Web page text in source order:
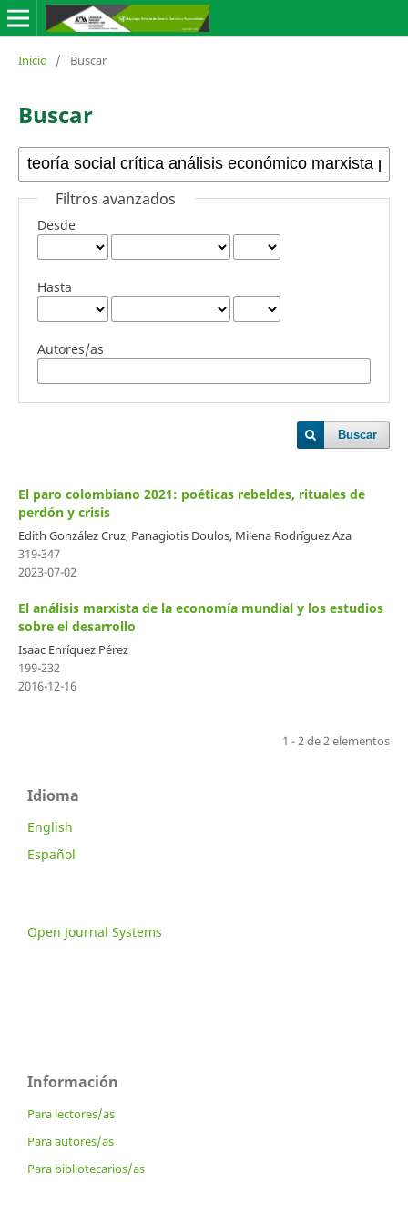
Inicio / Buscar
Buscar
Filtros avanzados
Desde
Hasta
Autores/as
Buscar
El paro colombiano 2021: poéticas rebeldes, rituales de
perdón y crisis
Edith González Cruz, Panagiotis Doulos, Milena Rodríguez Aza
319-347
2023-07-02
El análisis marxista de la economía mundial y los estudios
sobre el desarrollo
Isaac Enríquez Pérez
199-232
2016-12-16
1 - 2 de 2 elementos
Idioma
English
Español
Open Journal Systems
Información
Para lectores/as
Para autores/as
Para bibliotecarios/as